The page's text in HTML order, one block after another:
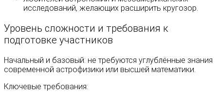
исследований, желающих расширить кругозор.
Уровень сложности и требования к
подготовке участников
Начальный и базовый: не требуются углублённые знания
современной астрофизики или высшей математики.
Ключевые требования: